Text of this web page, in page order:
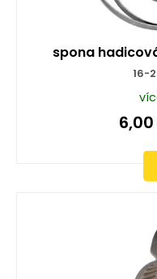
spona
16-
6,00